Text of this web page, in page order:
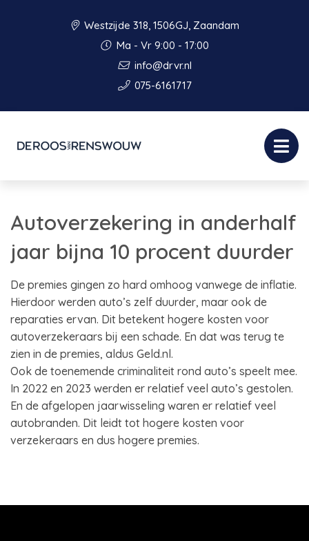
Westzijde 318, 1506GJ, Zaandam
Ma - Vr 9:00 - 17:00
info@drvr.nl
075-6161717
Autoverzekering in anderhalf
jaar bijna 10 procent duurder
De premies gingen zo hard omhoog vanwege de inflatie.
Hierdoor werden auto’s zelf duurder, maar ook de
reparaties ervan. Dit betekent hogere kosten voor
autoverzekeraars bij een schade. En dat was terug te
zien in de premies, aldus Geld.nl.
Ook de toenemende criminaliteit rond auto’s speelt mee.
In 2022 en 2023 werden er relatief veel auto’s gestolen.
En de afgelopen jaarwisseling waren er relatief veel
autobranden. Dit leidt tot hogere kosten voor
verzekeraars en dus hogere premies.